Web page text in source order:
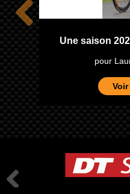
Une saison
pour
Voir